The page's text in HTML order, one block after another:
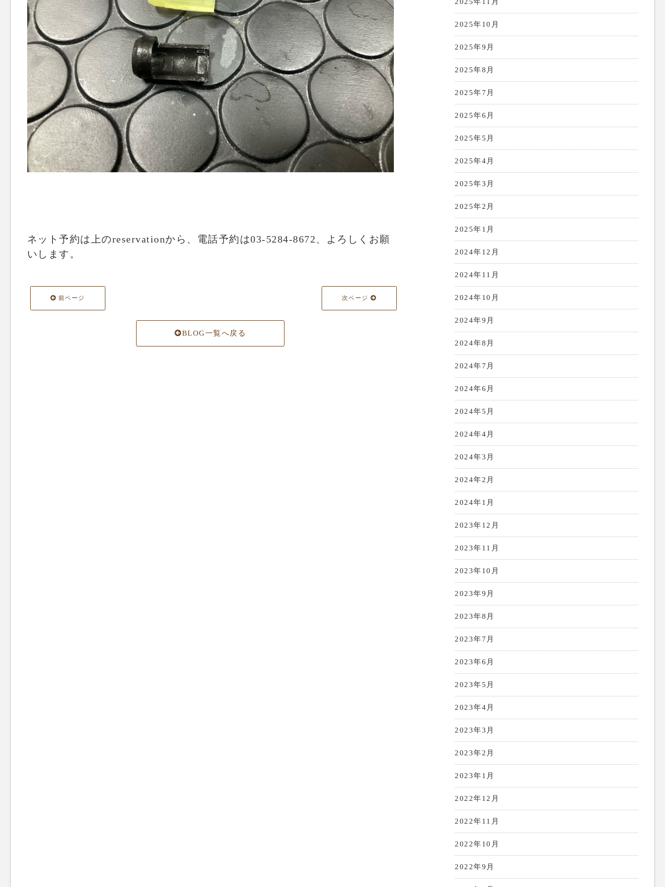
ネット予約は上のreservationから、電話予約は03-5284-8672、よろしくお願
いします。
前ページ 次ページ
BLOG一覧へ戻る
2025年10月
2025年9月
2025年8月
2025年7月
2025年6月
2025年5月
2025年4月
2025年3月
2025年2月
2025年1月
2024年12月
2024年11月
2024年10月
2024年9月
2024年8月
2024年7月
2024年6月
2024年5月
2024年4月
2024年3月
2024年2月
2024年1月
2023年12月
2023年11月
2023年10月
2023年9月
2023年8月
2023年7月
2023年6月
2023年5月
2023年4月
2023年3月
2023年2月
2023年1月
2022年12月
2022年11月
2022年10月
2022年9月